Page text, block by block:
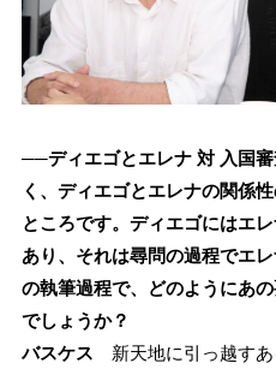
──ディエゴとエレナ 対 入国
く、ディエゴとエレナの関係
ところです。ディエゴにはエ
あり、それは尋問の過程でエ
の執筆過程で、どのようにあ
でしょうか？
バスケス 新天地に引っ越すあ